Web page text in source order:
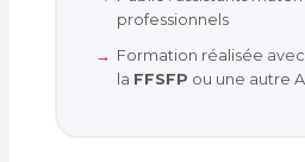
professionnels
Formation réalisée
la FFSFP ou une autre